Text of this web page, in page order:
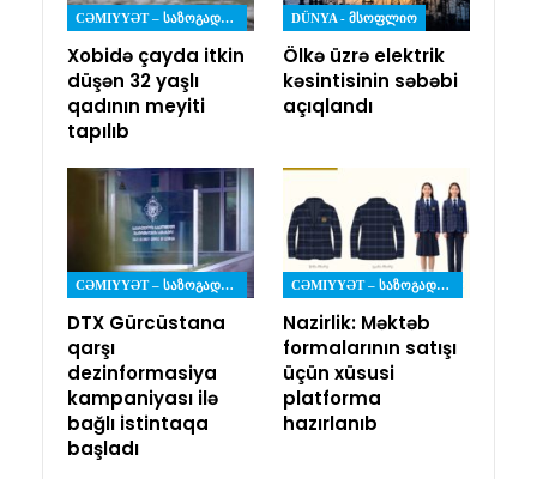
CƏMIYYƏT – ᲡᲐᲖᲝᲒᲐᲓᲝᲔᲑᲐ
Xobidə çayda itkin
düşən 32 yaşlı
qadının meyiti
tapılıb
DÜNYA - ᲛᲡᲝᲤᲚᲘᲝ
Ölkə üzrə elektrik
kəsintisinin səbəbi
açıqlandı
CƏMIYYƏT – ᲡᲐᲖᲝᲒᲐᲓᲝᲔᲑᲐ
DTX Gürcüstana
qarşı
dezinformasiya
kampaniyası ilə
bağlı istintaqa
başladı
CƏMIYYƏT – ᲡᲐᲖᲝᲒᲐᲓᲝᲔᲑᲐ
Nazirlik: Məktəb
formalarının satışı
üçün xüsusi
platforma
hazırlanıb